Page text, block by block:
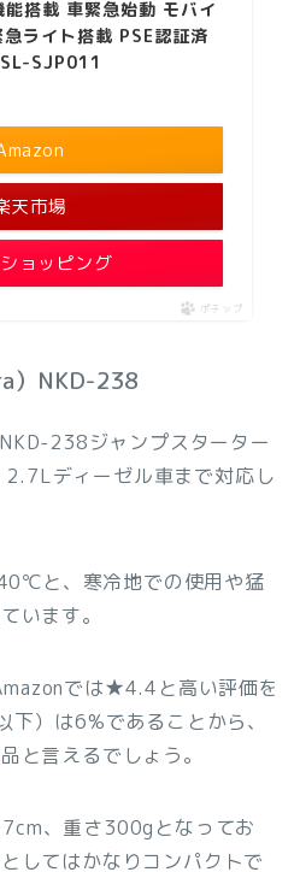
搭載 車緊急始動 モバイ
ライト搭載 PSE認証済
SJP011
天市場
ョッピング
ポチップ
）NKD-238
238ジャンプスターター
ディーゼル車まで対応し
と、寒冷地での使用や猛
います。
では★4.4と高い評価を
）は6%であることから、
と言えるでしょう。
、重さ300gとなってお
してはかなりコンパクトで